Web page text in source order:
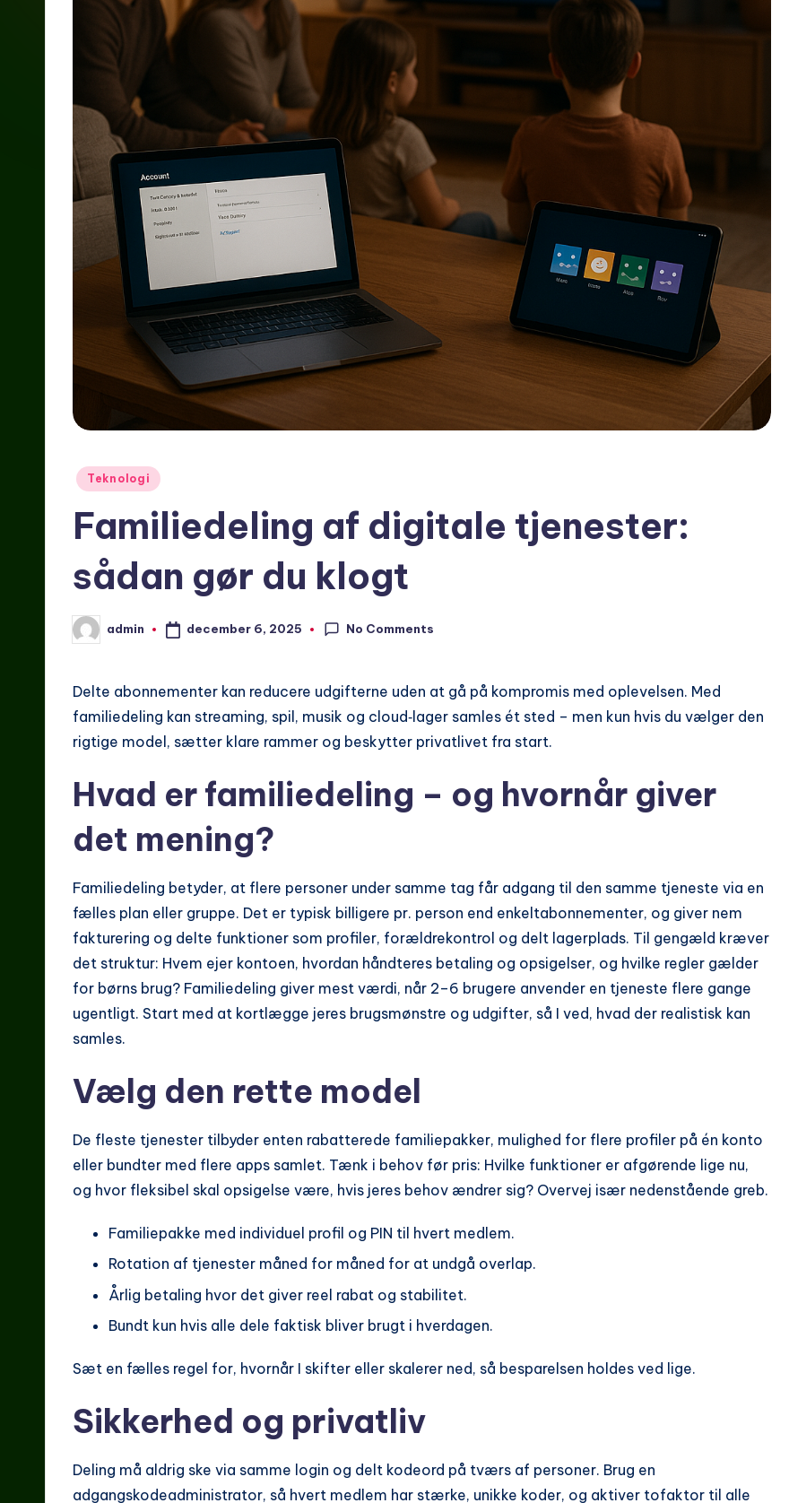
Posted
Teknologi
Familiedeling af digitale tjenester:
sådan gør du klogt
Posted
by
admin december 6, 2025 No Comments
Delte abonnementer kan reducere udgifterne uden at gå på kompromis med oplevelsen. Med
familiedeling kan streaming, spil, musik og cloud‑lager samles ét sted – men kun hvis du vælger den
rigtige model, sætter klare rammer og beskytter privatlivet fra start.
Hvad er familiedeling – og hvornår giver
det mening?
Familiedeling betyder, at flere personer under samme tag får adgang til den samme tjeneste via en
fælles plan eller gruppe. Det er typisk billigere pr. person end enkeltabonnementer, og giver nem
fakturering og delte funktioner som profiler, forældrekontrol og delt lagerplads. Til gengæld kræver
det struktur: Hvem ejer kontoen, hvordan håndteres betaling og opsigelser, og hvilke regler gælder
for børns brug? Familiedeling giver mest værdi, når 2–6 brugere anvender en tjeneste flere gange
ugentligt. Start med at kortlægge jeres brugsmønstre og udgifter, så I ved, hvad der realistisk kan
samles.
Vælg den rette model
De fleste tjenester tilbyder enten rabatterede familiepakker, mulighed for flere profiler på én konto
eller bundter med flere apps samlet. Tænk i behov før pris: Hvilke funktioner er afgørende lige nu,
og hvor fleksibel skal opsigelse være, hvis jeres behov ændrer sig? Overvej især nedenstående greb.
Familiepakke med individuel profil og PIN til hvert medlem.
Rotation af tjenester måned for måned for at undgå overlap.
Årlig betaling hvor det giver reel rabat og stabilitet.
Bundt kun hvis alle dele faktisk bliver brugt i hverdagen.
Sæt en fælles regel for, hvornår I skifter eller skalerer ned, så besparelsen holdes ved lige.
Sikkerhed og privatliv
Deling må aldrig ske via samme login og delt kodeord på tværs af personer. Brug en
adgangskodeadministrator, så hvert medlem har stærke, unikke koder, og aktiver tofaktor til alle